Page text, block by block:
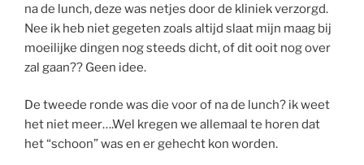
na de lunch, deze was netjes door de kliniek verzorgd.
Nee ik heb niet gegeten zoals altijd slaat mijn maag bij
moeilijke dingen nog steeds dicht, of dit ooit nog over
zal gaan?? Geen idee.
De tweede ronde was die voor of na de lunch? ik weet
het niet meer….Wel kregen we allemaal te horen dat
het “schoon” was en er gehecht kon worden.